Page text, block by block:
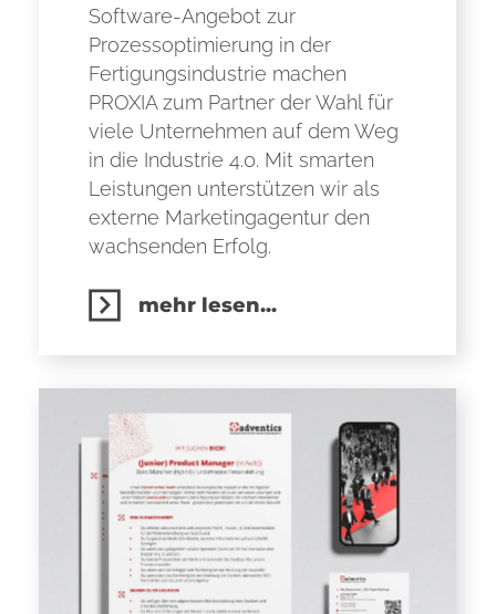
Software-Angebot zur
Prozessoptimierung in der
Fertigungsindustrie machen
PROXIA zum Partner der Wahl für
viele Unternehmen auf dem Weg
in die Industrie 4.0. Mit smarten
Leistungen unterstützen wir als
externe Marketingagentur den
wachsenden Erfolg.
mehr lesen...